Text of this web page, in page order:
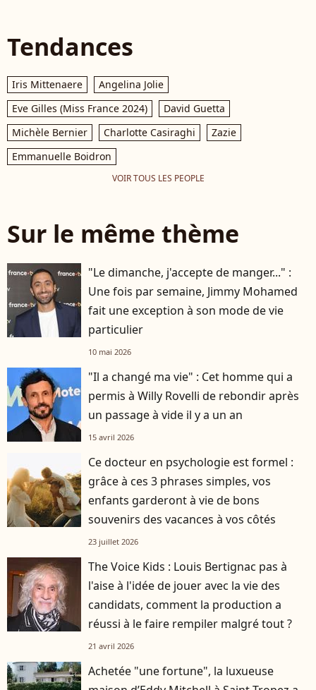
Tendances
Iris Mittenaere
Angelina Jolie
Eve Gilles (Miss France 2024)
David Guetta
Michèle Bernier
Charlotte Casiraghi
Zazie
Emmanuelle Boidron
VOIR TOUS LES PEOPLE
Sur le même thème
"Le dimanche, j'accepte de manger..." :
Une fois par semaine, Jimmy Mohamed
fait une exception à son mode de vie
particulier
10 mai 2026
"Il a changé ma vie" : Cet homme qui a
permis à Willy Rovelli de rebondir après
un passage à vide il y a un an
15 avril 2026
Ce docteur en psychologie est formel :
grâce à ces 3 phrases simples, vos
enfants garderont à vie de bons
souvenirs des vacances à vos côtés
23 juillet 2026
The Voice Kids : Louis Bertignac pas à
l'aise à l'idée de jouer avec la vie des
candidats, comment la production a
réussi à le faire rempiler malgré tout ?
21 avril 2026
Achetée "une fortune", la luxueuse